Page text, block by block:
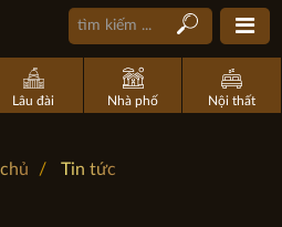
Lâu đài Nhà phố Nội thất
Tin tức